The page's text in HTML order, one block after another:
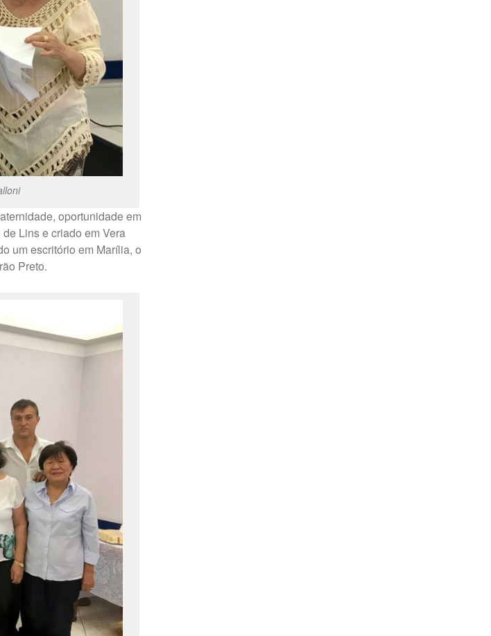
oportunidade em
Lins e criado em Vera
um escritório em Marília, o
Preto.